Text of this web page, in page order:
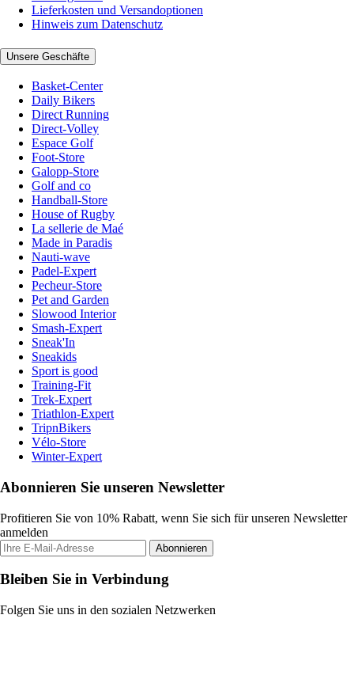
Lieferkosten und Versandoptionen
Hinweis zum Datenschutz
Unsere Geschäfte
Basket-Center
Daily Bikers
Direct Running
Direct-Volley
Espace Golf
Foot-Store
Galopp-Store
Golf and co
Handball-Store
House of Rugby
La sellerie de Maé
Made in Paradis
Nauti-wave
Padel-Expert
Pecheur-Store
Pet and Garden
Slowood Interior
Smash-Expert
Sneak'In
Sneakids
Sport is good
Training-Fit
Trek-Expert
Triathlon-Expert
TripnBikers
Vélo-Store
Winter-Expert
Abonnieren Sie unseren Newsletter
Profitieren Sie von 10% Rabatt, wenn Sie sich für unseren Newsletter
anmelden
Abonnieren
Bleiben Sie in Verbindung
Folgen Sie uns in den sozialen Netzwerken